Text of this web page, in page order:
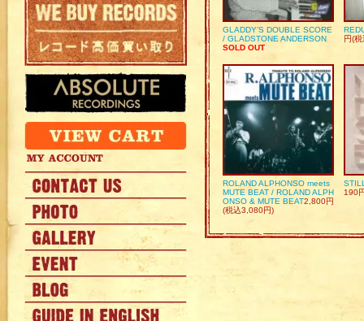
GLADDY’S DOUBLE SCORE
/ GLADSTONE ANDERSON
SOLD OUT
円(
ROLAND ALPHONSO meets
MUTE BEAT / ROLAND ALPH
ONSO & MUTE BEAT2,800円
(税込3,080円)
190